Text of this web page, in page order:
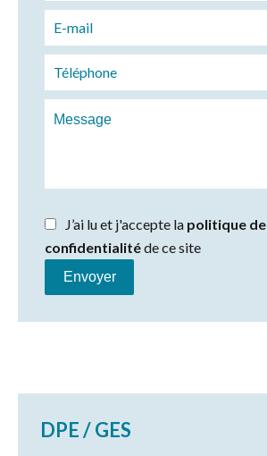
J’ai lu et j'accepte la politique de
confidentialitéde ce site
Envoyer
DPE / GES